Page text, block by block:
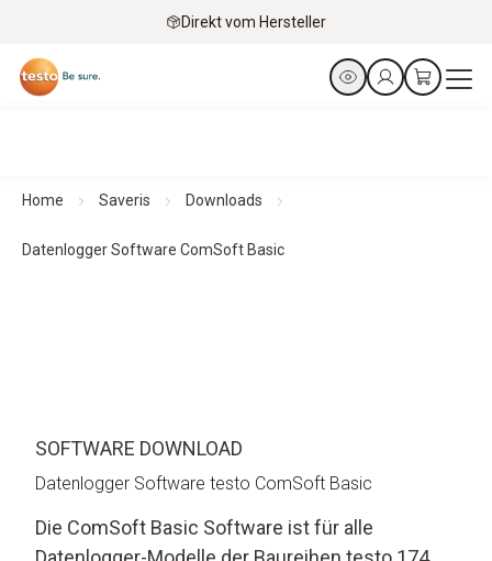
Direkt vom Hersteller
Home Saveris Downloads
Datenlogger Software ComSoft Basic
SOFTWARE DOWNLOAD
Datenlogger Software testo ComSoft Basic
Die ComSoft Basic Software ist für alle